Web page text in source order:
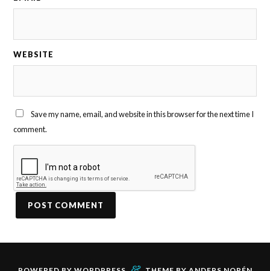
WEBSITE
Save my name, email, and website in this browser for the next time I
comment.